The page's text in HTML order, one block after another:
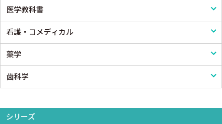
医療制度
病院管理
医療統計
論文・医学情報
リハビリテーション技術
鍼灸・柔道整復
医学教科書
医学教科書
看護・コメディカル
看護
看護教科書
薬学
薬学
歯科学
シリーズ